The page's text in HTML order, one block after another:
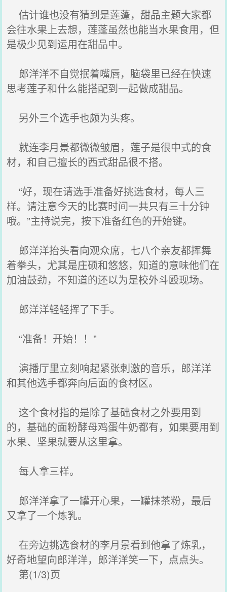
估计谁也没有猜到是莲蓬，甜品主题大家都
会往水果上去想，莲蓬虽然也能当水果食用，但
是极少见到运用在甜品中。
郎洋洋不自觉抿着嘴唇，脑袋里已经在快速
思考莲子和什么能搭配到一起做成甜品。
另外三个选手也颇为头疼。
就连李月景都微微皱眉，莲子是很中式的食
材，和自己擅长的西式甜品很不搭。
“好，现在请选手准备好挑选食材，每人三
样。请注意今天的比赛时间一共只有三十分钟
哦。”主持说完，按下准备红色的开始键。
郎洋洋抬头看向观众席，七八个亲友都挥舞
着拳头，尤其是庄硕和悠悠，知道的意味他们在
加油鼓劲，不知道的还以为是校外斗殴现场。
郎洋洋轻轻挥了下手。
“准备！开始！！”
演播厅里立刻响起紧张刺激的音乐，郎洋洋
和其他选手都奔向后面的食材区。
这个食材指的是除了基础食材之外要用到
的，基础的面粉酵母鸡蛋牛奶都有，如果要用到
水果、坚果就要从这里拿。
每人拿三样。
郎洋洋拿了一罐开心果，一罐抹茶粉，最后
又拿了一个炼乳。
在旁边挑选食材的李月景看到他拿了炼乳，
好奇地望向郎洋洋，郎洋洋笑一下，点点头。
第(1/3)页